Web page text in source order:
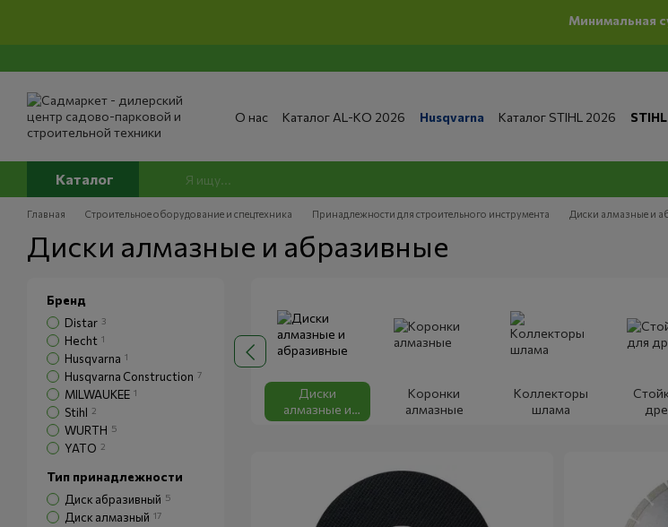
Минимальная сумма заказ на
О нас Каталог AL-KO 2026 Husqvarna Каталог STIHL 2026
STIHL
Каталог
Главная Строительное оборудование и спецтехника Принадлежности для строительного инструмента Диски алмазные и
Диски алмазные и абразивные
Диски
алмазные и
абразивные
Коронки
алмазные
Коллекторы
шлама
Бренд
Distar 3
Hecht 1
Husqvarna 1
Husqvarna Construction 7
MILWAUKEE 1
Stihl 2
WURTH 5
YATO 2
Тип принадлежности
Диск абразивный 5
Диск алмазный 17